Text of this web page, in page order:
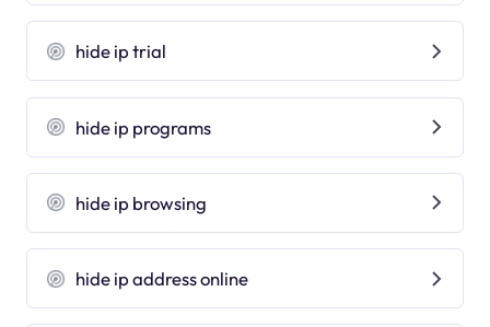
hide ip trial
hide ip programs
hide ip browsing
hide ip address online